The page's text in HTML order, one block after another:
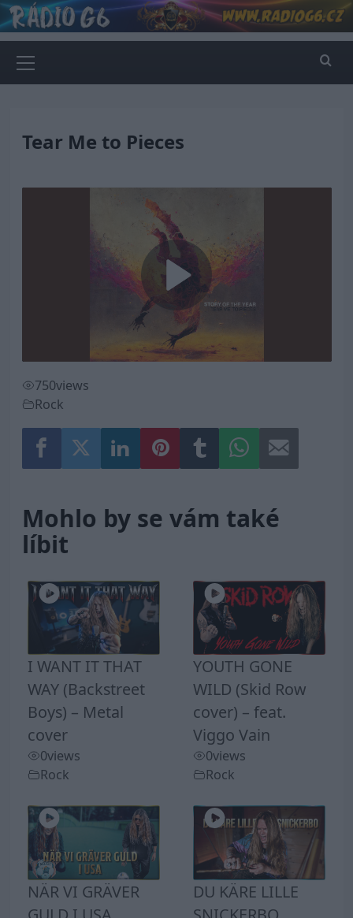
Skip
to
content
Menu
Tear Me to Pieces
Play
Video
750views
Rock
Mohlo by se vám také
líbit
I WANT IT THAT
WAY (Backstreet
Boys) – Metal
cover
0views
Rock
YOUTH GONE
WILD (Skid Row
cover) – feat.
Viggo Vain
0views
Rock
NÄR VI GRÄVER
DU KÄRE LILLE